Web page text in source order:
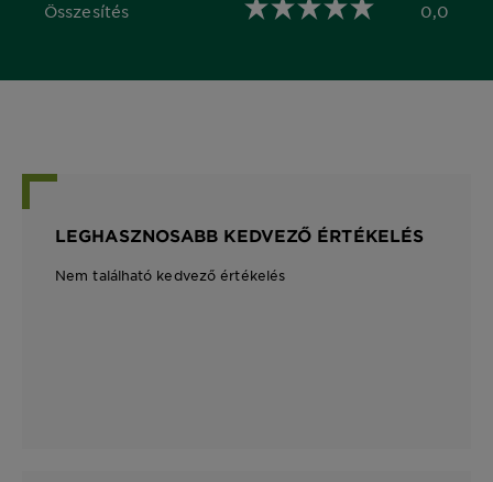
Összesítés
0,0 out of 5 stars 0,0
LEGHASZNOSABB KEDVEZŐ ÉRTÉKELÉS
Nem található kedvező értékelés